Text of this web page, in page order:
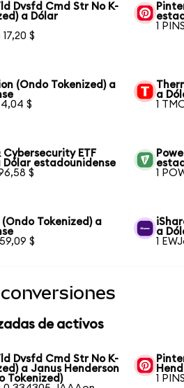
Dvsfd Cmd Str No K-
a Dólar
$
1
(Ondo Tokenized) a
4,04 $
a
1
Cybersecurity ETF
Dólar estadounidense
$
1
Tokenized) a
$
a
1
de activos
Dvsfd Cmd Str No K-
a Janus Henderson
Tokenized)
1